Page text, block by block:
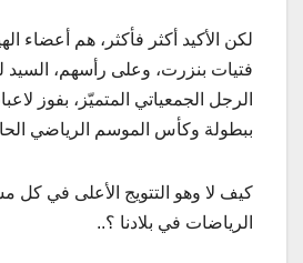
لكن الأكيد أكثر فأكثر، هم أعضاء
فتيات بنزرت، وعلى رأسهم،
الرجل الجمعياتي المتميّز، بفوز
ببطولة وكأس الموسم الرياضي
كيف لا وهو التتويج الأعلى في كل
الرياضات في بلادنا ؟..